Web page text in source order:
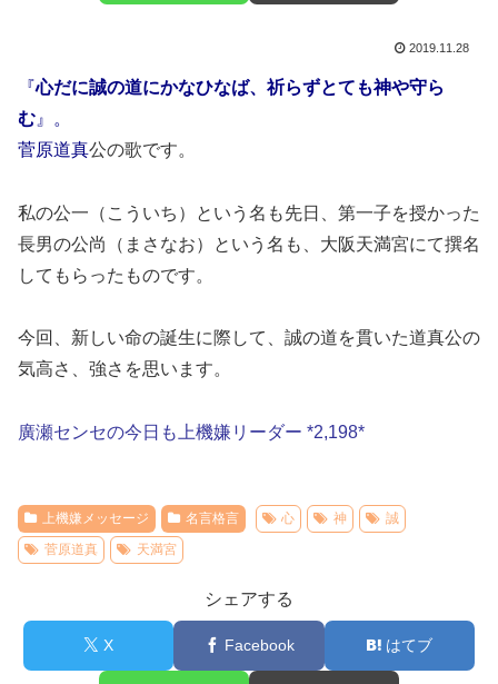
2019.11.28
『心だに誠の道にかなひなば、祈らずとても神や守ら
む 』。
菅原道真公の歌です。
私の公一（こういち）という名も先日、第一子を授かった
長男の公尚（まさなお）という名も、大阪天満宮にて撰名
してもらったものです。
今回、新しい命の誕生に際して、誠の道を貫いた道真公の
気高さ、強さを思います。
廣瀬センセの今日も上機嫌リーダー *2,198*
上機嫌メッセージ 名言格言 心 神
誠
菅原道真
天満宮
シェアする
X Facebook はてブ